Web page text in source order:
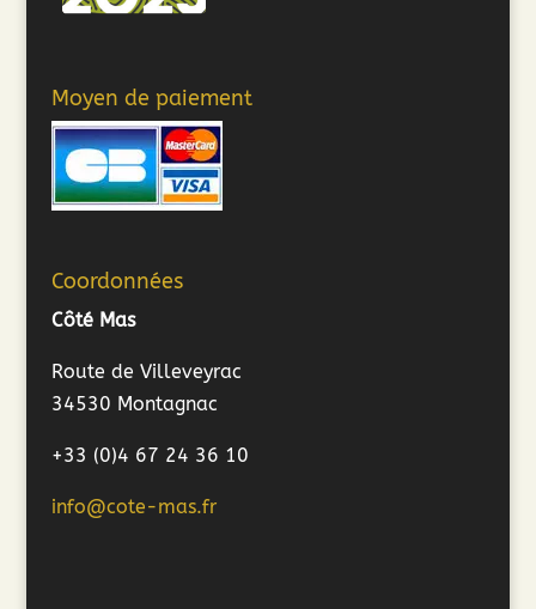
Moyen de paiement
Coordonnées
Côté Mas
Route de Villeveyrac
34530 Montagnac
+33 (0)4 67 24 36 10
info@cote-mas.fr